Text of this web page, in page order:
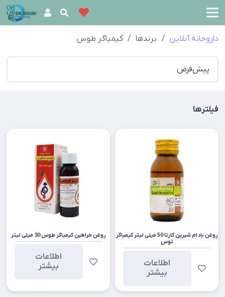
داروخانه آنلاین / برندها / کیمیاگر طوس
فیلترها
روغن بادام شیرین کارتا 50 میلی لیتر کیمیاگر
توس
اطلاعات
بیشتر
روغن خراطین کیمیاگر طوس 30 میلی لیتر
اطلاعات
بیشتر